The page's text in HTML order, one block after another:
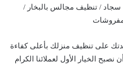
/ تنظيف مجالس بالبخار /
على تنظيف منزلك بأعلى كفاءة
الخيار الأول لعملائنا الكرام